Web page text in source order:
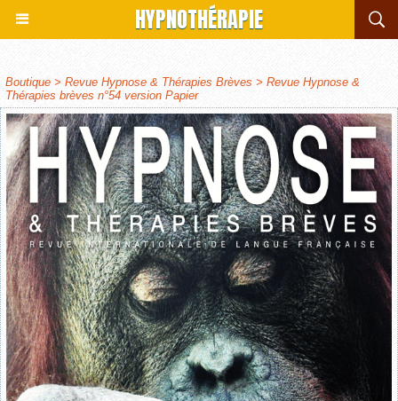
HYPNOTHÉRAPIE
Boutique > Revue Hypnose & Thérapies Brèves > Revue Hypnose &
Thérapies brèves n°54 version Papier